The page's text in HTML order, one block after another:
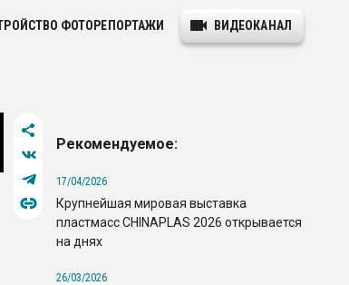
ФОТОРЕПОРТАЖИ ВИДЕОКАНАЛ
Рекомендуемое:
17/04/2026
Крупнейшая мировая выставка
пластмасс CHINAPLAS 2026 открывается
на днях
26/03/2026